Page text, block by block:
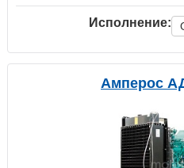
Исполнение:
Амперос